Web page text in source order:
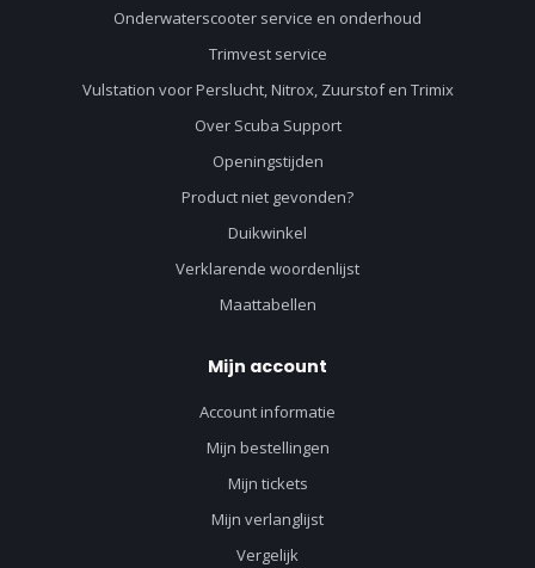
Onderwaterscooter service en onderhoud
Trimvest service
Vulstation voor Perslucht, Nitrox, Zuurstof en Trimix
Over Scuba Support
Openingstijden
Product niet gevonden?
Duikwinkel
Verklarende woordenlijst
Maattabellen
Mijn account
Account informatie
Mijn bestellingen
Mijn tickets
Mijn verlanglijst
Vergelijk